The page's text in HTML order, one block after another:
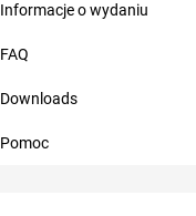
Informacje o wydaniu
FAQ
Downloads
Pomoc